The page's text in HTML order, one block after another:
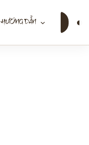
HƯỚNG DẪN
kiếm
◐